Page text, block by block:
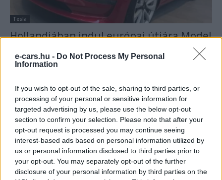
e-cars.hu - Do Not Process My Personal
Information
If you wish to opt-out of the sale, sharing to third parties, or
processing of your personal or sensitive information for
targeted advertising by us, please use the below opt-out
section to confirm your selection. Please note that after your
opt-out request is processed you may continue seeing
interest-based ads based on personal information utilized by
us or personal information disclosed to third parties prior to
your opt-out. You may separately opt-out of the further
disclosure of your personal information by third parties on the
Tesla
Hollandiában indul európai útjára Model
Eriqo - 2018-12-05 0 hozzászólás